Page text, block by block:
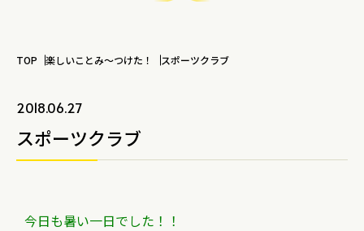
TOP 楽しいことみ～つけた！ スポーツクラブ
2018.06.27
スポーツクラブ
今日も暑い一日でした！！